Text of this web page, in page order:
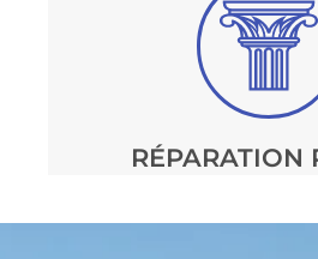
RÉPARATION